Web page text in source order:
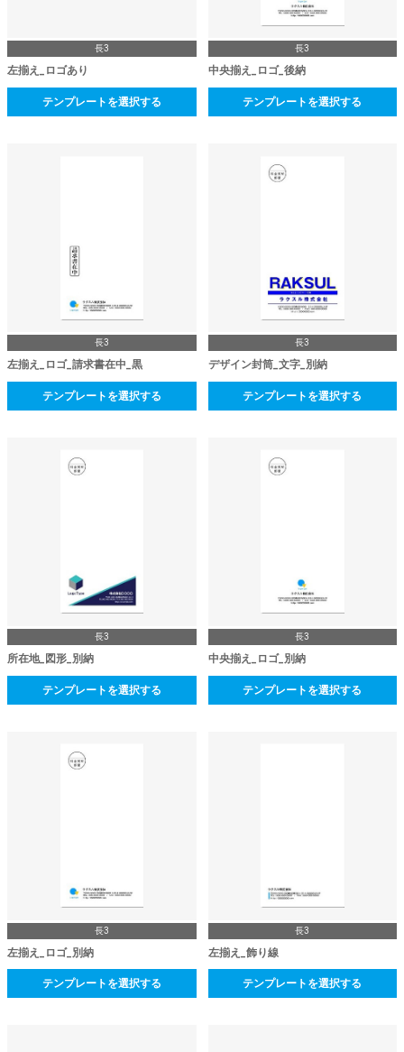
長3
左揃え_ロゴあり
テンプレートを選択する
長3
中央揃え_ロゴ_後納
テンプレートを選択する
長3
左揃え_ロゴ_請求書在中_黒
テンプレートを選択する
長3
デザイン封筒_文字_別納
テンプレートを選択する
長3
所在地_図形_別納
テンプレートを選択する
長3
中央揃え_ロゴ_別納
テンプレートを選択する
長3
左揃え_ロゴ_別納
テンプレートを選択する
長3
左揃え_飾り線
テンプレートを選択する